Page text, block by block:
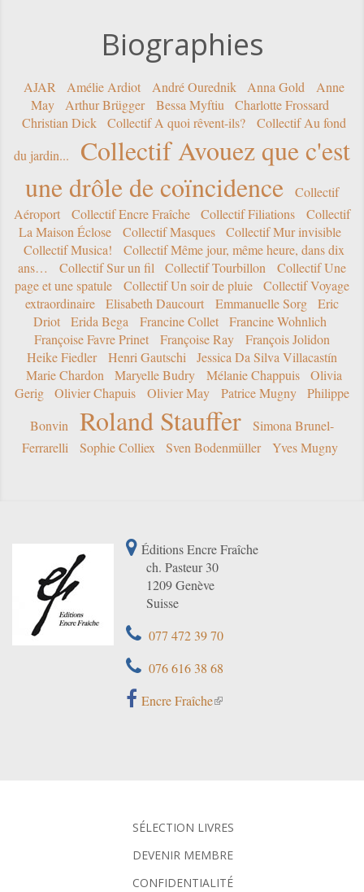
Biographies
AJAR Amélie Ardiot André Ourednik Anna Gold
Anne
May
Arthur Brügger Bessa Myftiu
Charlotte Frossard
Christian Dick
Collectif A quoi rêvent-ils?
Collectif Au fond
du jardin...
Collectif Avouez que c'est
une drôle de coïncidence
Collectif
Aéroport
Collectif Encre Fraîche Collectif Filiations
Collectif
La Maison Éclose
Collectif Masques
Collectif Mur invisible
Collectif Musica!
Collectif Même jour, même heure, dans dix
ans…
Collectif Sur un fil Collectif Tourbillon
Collectif Une
page et une spatule
Collectif Un soir de pluie
Collectif Voyage
extraordinaire
Elisabeth Daucourt Emmanuelle Sorg
Eric
Driot
Erida Bega Francine Collet
Francine Wohnlich
Françoise Favre Prinet
Françoise Ray
François Jolidon
Heike Fiedler
Henri Gautschi
Jessica Da Silva Villacastín
Marie Chardon
Maryelle Budry Mélanie Chappuis
Olivia
Gerig
Olivier Chapuis Olivier May Patrice Mugny
Philippe
Bonvin
Roland Stauffer
Simona Brunel-
Ferrarelli
Sophie Colliex Sven Bodenmüller Yves Mugny
Éditions Encre Fraîche
ch. Pasteur 30
1209 Genève
Suisse
077 472 39 70
076 616 38 68
Encre Fraîche
SÉLECTION LIVRES
DEVENIR MEMBRE
CONFIDENTIALITÉ